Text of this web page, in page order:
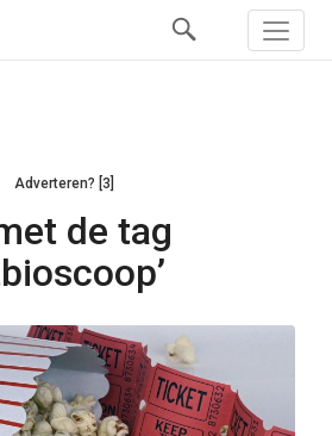
Adverteren? [3]
de tag